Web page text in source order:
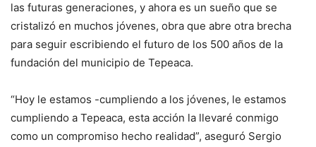
las futuras generaciones, y ahora es un sueño que se
cristalizó en muchos jóvenes, obra que abre otra brecha
para seguir escribiendo el futuro de los 500 años de la
fundación del municipio de Tepeaca.
“Hoy le estamos -cumpliendo a los jóvenes, le estamos
cumpliendo a Tepeaca, esta acción la llevaré conmigo
como un compromiso hecho realidad”, aseguró Sergio